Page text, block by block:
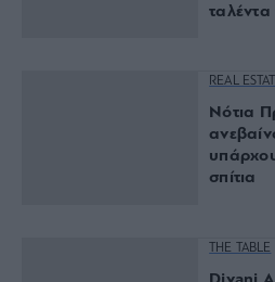
REAL
Νότια
σπίτια
THE TABLE